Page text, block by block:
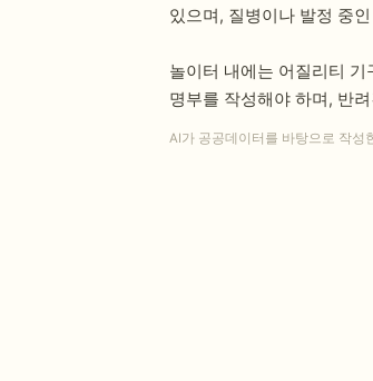
있으며, 질병이나 발정 중
놀이터 내에는 어질리티
명부를 작성해야 하며, 반
AI가 공공데이터를 바탕으로 작성